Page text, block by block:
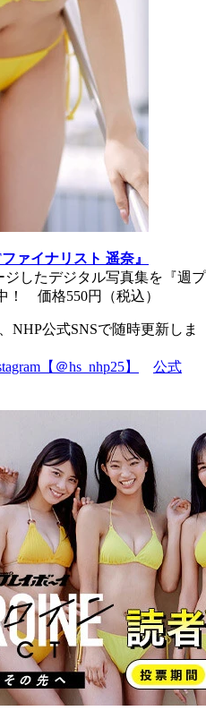
ァイナリスト 遥奈』
したデジタル写真集を『週プ
！ 価格550円（税込）
NHP公式SNSで随時更新しま
【＠hs_nhp25】
公式